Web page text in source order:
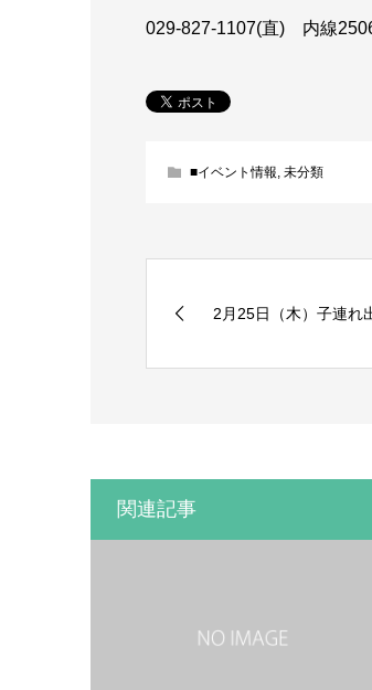
029-827-1107(直) 内線
■イベント情報, 未分類
2月25日（木）子連れ
関連記事